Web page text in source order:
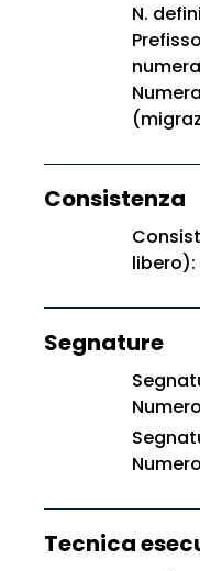
N.
Consistenza
libero):
Segnature
Tecnica